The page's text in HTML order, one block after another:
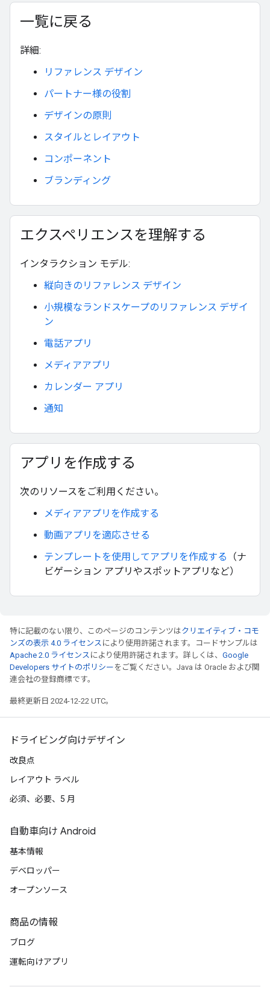
一覧に戻る
詳細:
リファレンス デザイン
パートナー様の役割
デザインの原則
スタイルとレイアウト
コンポーネント
ブランディング
エクスペリエンスを理解する
インタラクション モデル:
縦向きのリファレンス デザイン
小規模なランドスケープのリファレンス デザイ
ン
電話アプリ
メディアアプリ
カレンダー アプリ
通知
アプリを作成する
次のリソースをご利用ください。
メディアアプリを作成する
動画アプリを適応させる
テンプレートを使用してアプリを作成する
（ナ
ビゲーション アプリやスポットアプリなど）
特に記載のない限り、このページのコンテンツはクリエイティブ・コモ
ンズの表示 4.0 ライセンス により使用許諾されます。コードサンプルは
Apache 2.0 ライセンス により使用許諾されます。詳しくは、 Google
Developers サイトのポリシー をご覧ください。Java は Oracle および関
連会社の登録商標です。
最終更新日 2024-12-22 UTC。
ドライビング向けデザイン
改良点
レイアウト ラベル
必須、必要、5 月
自動車向け Android
基本情報
デベロッパー
オープンソース
商品の情報
ブログ
運転向けアプリ